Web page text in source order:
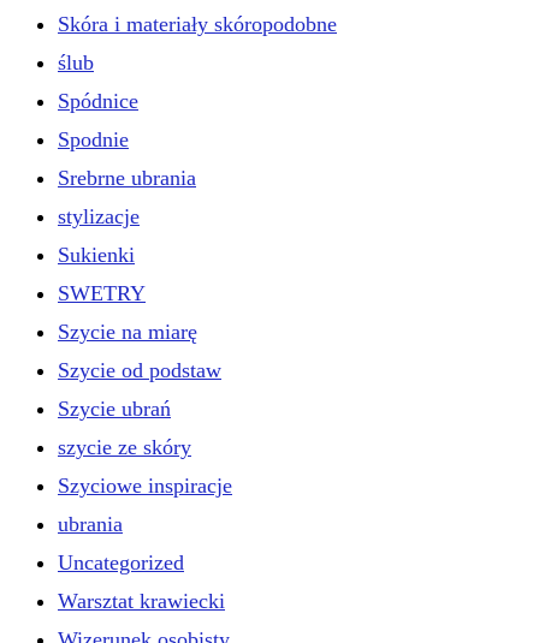
Skóra i materiały skóropodobne
ślub
Spódnice
Spodnie
Srebrne ubrania
stylizacje
Sukienki
SWETRY
Szycie na miarę
Szycie od podstaw
Szycie ubrań
szycie ze skóry
Szyciowe inspiracje
ubrania
Uncategorized
Warsztat krawiecki